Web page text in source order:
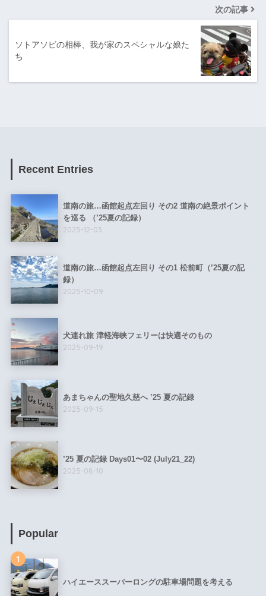
次の記事
ソトアソビの相棒、我が家のスペシャルな娘た
ち
Recent Entries
道南の旅…函館起点左回り その2 道南の絶景ポイント
を巡る （’25夏の記録）
2025-12-03
道南の旅…函館起点左回り その1 松前町（’25夏の記
録）
2025-10-09
犬連れ旅 津軽海峡フェリーは快適そのもの
2025-09-19
あまちゃんの聖地久慈へ ’25 夏の記録
2025-09-15
’25 夏の記録 Days01〜02 (July21_22)
2025-08-10
Popular
1
ハイエーススーパーロングの駐車場問題を考える